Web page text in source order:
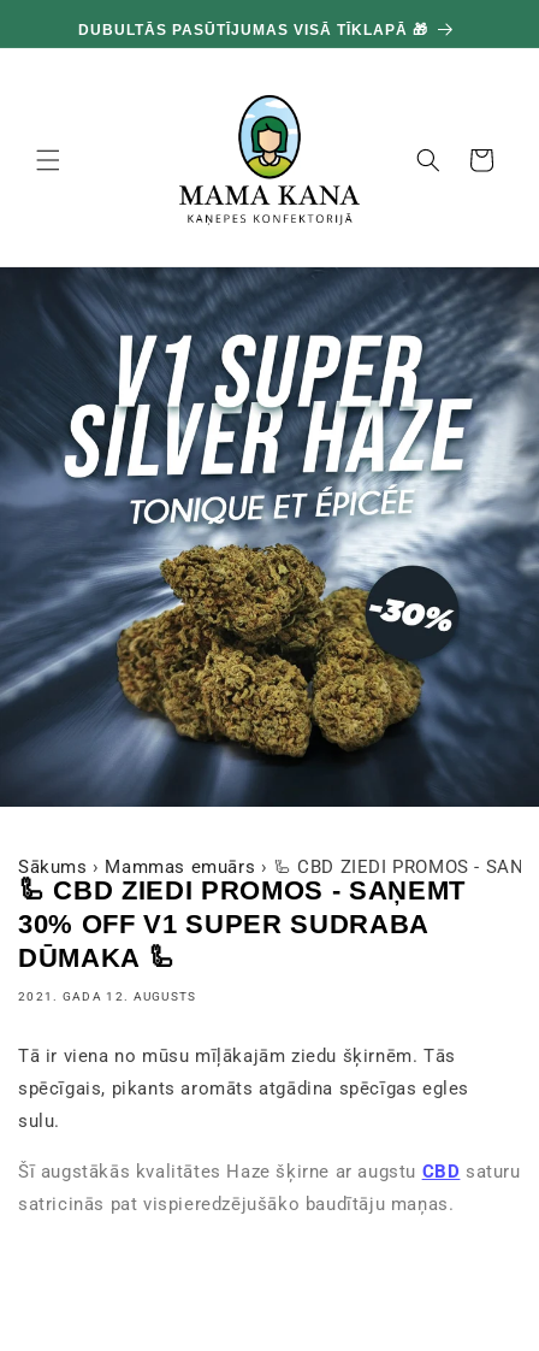
pāriet
pie
DUBULTĀS PASŪTĪJUMAS VISĀ TĪKLAPĀ 🎁
Grozs
Sākums › Mammas emuārs › 🦾 CBD ZIEDI PROMOS -
🦾 CBD ZIEDI PROMOS - SAŅEMT
30% OFF V1 SUPER SUDRABA
DŪMAKA 🦾
2021. GADA 12. AUGUSTS
Tā ir viena no mūsu mīļākajām ziedu šķirnēm. Tās
spēcīgais, pikants aromāts atgādina spēcīgas egles
sulu.
Šī augstākās kvalitātes Haze šķirne ar augstu CBD saturu
satricinās pat vispieredzējušāko baudītāju maņas.